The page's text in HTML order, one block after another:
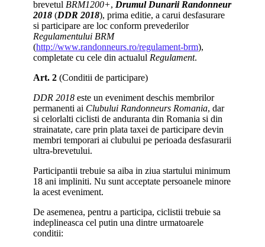
brevetul BRM1200+, Drumul Dunarii Randonneur
2018 (DDR 2018), prima editie, a carui desfasurare
si participare are loc conform prevederilor
Regulamentului BRM
(http://www.randonneurs.ro/regulament-brm),
completate cu cele din actualul Regulament.
Art. 2 (Conditii de participare)
DDR 2018 este un eveniment deschis membrilor
permanenti ai Clubului Randonneurs Romania, dar
si celorlalti ciclisti de anduranta din Romania si din
strainatate, care prin plata taxei de participare devin
membri temporari ai clubului pe perioada desfasurarii
ultra-brevetului.
Participantii trebuie sa aiba in ziua startului minimum
18 ani impliniti. Nu sunt acceptate persoanele minore
la acest eveniment.
De asemenea, pentru a participa, ciclistii trebuie sa
indeplineasca cel putin una dintre urmatoarele
conditii: